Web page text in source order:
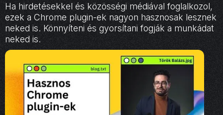
Ha hirdetésekkel és közösségi médiával foglalkozol,
ezek a Chrome plugin-ek nagyon hasznosak lesznek
neked is. Könnyíteni és gyorsítani fogják a munkádat
neked is.